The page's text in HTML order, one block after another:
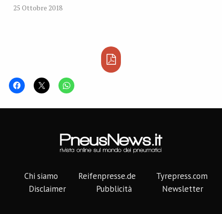
25 Ottobre 2018
Chi siamo Reifenpresse.de
Tyrepress.com
Disclaimer
Pubblicità Newsletter